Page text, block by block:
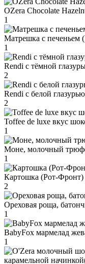
OZera Chocolate
1
Матрешка с печеньем
1
Rendi с тёмной
2
Rendi с белой
2
Toffee de luxe вкус
1
Моне, молочный
1
Картошка (Рот-Фронт)
2
Ореховая роща,
1
BabyFox мармелад
1